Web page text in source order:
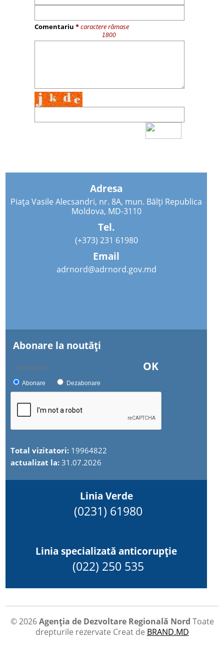
Comentariu *caractere rămase
Adresa
Piața Vasile Alecsandri, nr. 8A, mun. Bălți Republica
Moldova, MD-3110
Tel.
(+373) 231 61980
Email
adrnord@adrnord.gov.md
Abonare la noutăţi
OK
Abonare Dezabonare
Total vizitatori: 19964822
actualizat la:31.07.2026
Linia Verde
(0231) 61980
Linia specializată anticorupție
(022) 250 535
© 2026Agenția de Dezvoltare Regională Nord Toate
drepturile rezervate Creat de BRAND.MD